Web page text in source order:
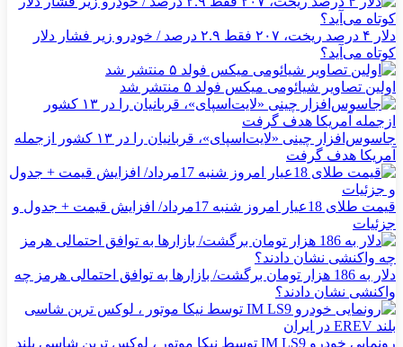
دلار ۴ درصد ریخت، ۲۰۷ فقط ۲.۹ درصد / خودرو زیر فشار دلار
کوتاه می‌آید؟
اولین تصاویر شیائومی میکس فولد ۵ منتشر شد
جاسوس‌افزار چینی «لایت‌اسپای»، قربانیان را در ۱۳ کشور ازجمله
آمریکا هدف گرفت
قیمت طلای 18عیار امروز شنبه 17مرداد/ افزایش قیمت + جدول و
جزئیات
دلار به 186 هزار تومان برگشت/ بازارها به توافق احتمالی هرمز چه
واکنشی نشان دادند؟
رونمایی خودرو IM LS9 توسط نیکا موتور ، لوکس ترین شاسی بلند